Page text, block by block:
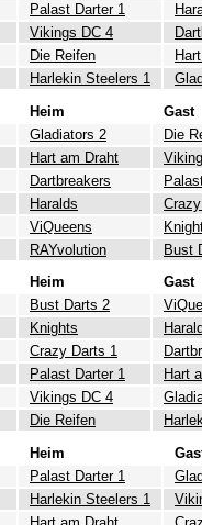
Palast Darter 1
Vikings DC 4
Die Reifen
Harlekin Steelers 1
Heim Gast
Gladiators 2 Die
Hart am Draht
Dartbreakers
Haralds
ViQueens
RAYvolution Bust
Heim Gast
Bust Darts 2
Knights
Crazy Darts 1
Palast Darter 1 Hart
Vikings DC 4
Die Reifen
Heim
Palast Darter 1
Harlekin Steelers 1